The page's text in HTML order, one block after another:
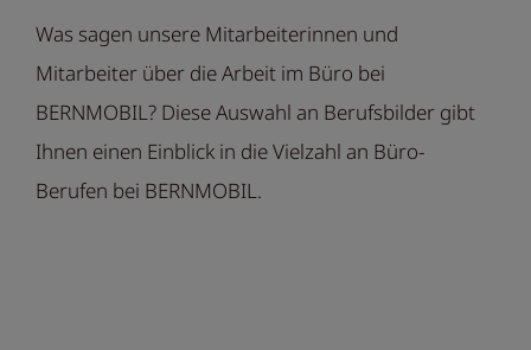
Was sagen unsere Mitarbeiterinnen und
Mitarbeiter über die Arbeit im Büro bei
BERNMOBIL? Diese Auswahl an Berufsbilder gibt
Ihnen einen Einblick in die Vielzahl an Büro-
Berufen bei BERNMOBIL.